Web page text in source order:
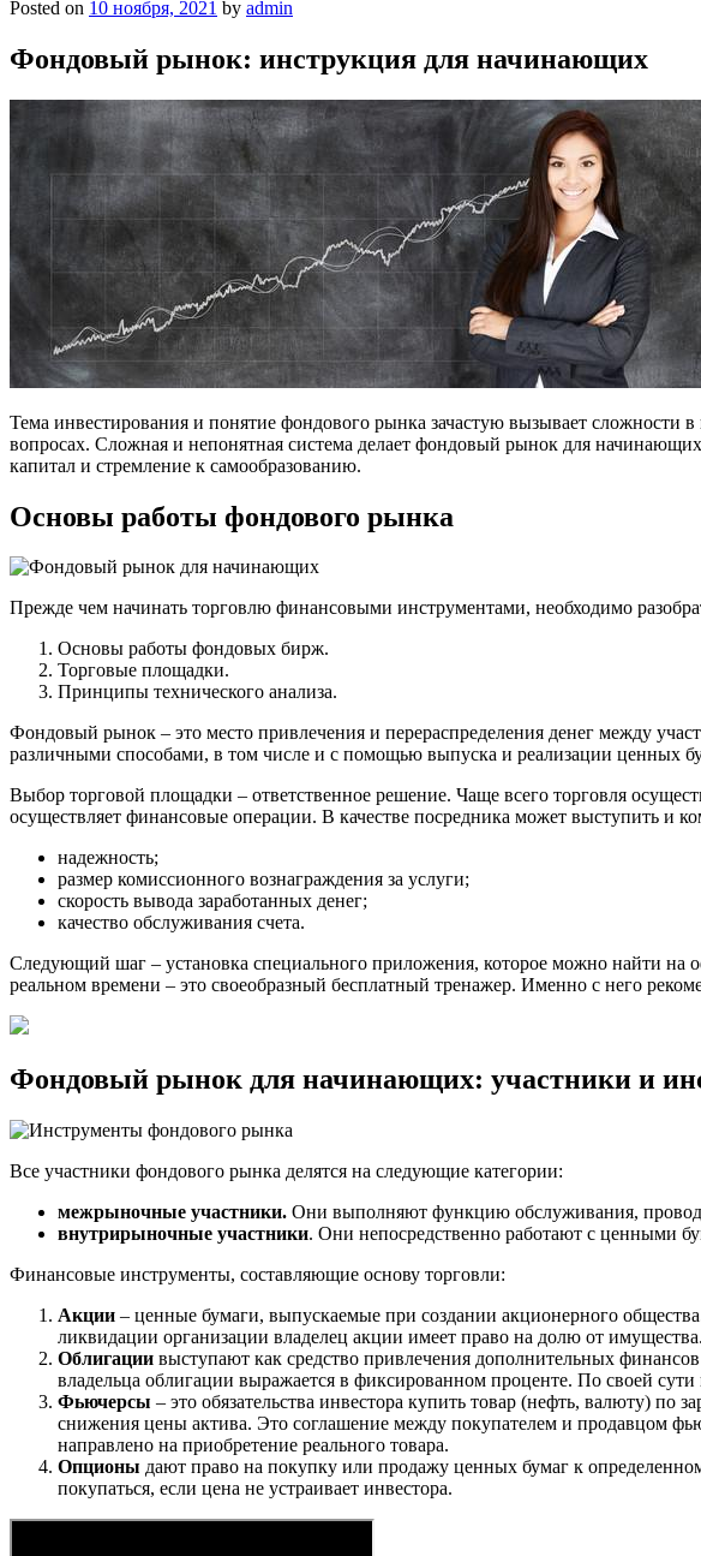
Posted on 10 ноября, 2021 by admin
Фондовый рынок: инструкция для начинающих
Тема инвестирования и понятие фондового рынка зачастую вызывает сложности
вопросах. Сложная и непонятная система делает фондовый рынок для
капитал и стремление к самообразованию.
Основы работы фондового рынка
Прежде чем начинать торговлю финансовыми инструментами, необходимо
Основы работы фондовых бирж.
Торговые площадки.
Принципы технического анализа.
Фондовый рынок – это место привлечения и перераспределения денег между
различными способами, в том числе и с помощью выпуска и реализации ценных
Выбор торговой площадки – ответственное решение. Чаще всего торговля
осуществляет финансовые операции. В качестве посредника может выступить
надежность;
размер комиссионного вознаграждения за услуги;
скорость вывода заработанных денег;
качество обслуживания счета.
Следующий шаг – установка специального приложения, которое можно найти на
реальном времени – это своеобразный бесплатный тренажер. Именно с него
Фондовый рынок для начинающих: участники и
Все участники фондового рынка делятся на следующие категории:
межрыночные участники. Они выполняют функцию обслуживания,
внутрирыночные участники. Они непосредственно работают с ценными
Финансовые инструменты, составляющие основу торговли:
Акции – ценные бумаги, выпускаемые при создании акционерного
ликвидации организации владелец акции имеет право на долю от
Облигации выступают как средство привлечения дополнительных
владельца облигации выражается в фиксированном проценте. По своей
Фьючерсы – это обязательства инвестора купить товар (нефть, валюту) по
снижения цены актива. Это соглашение между покупателем и продавцом
направлено на приобретение реального товара.
Опционы дают право на покупку или продажу ценных бумаг к
покупаться, если цена не устраивает инвестора.